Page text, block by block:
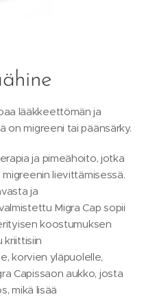
lääkkeettömän ja
on migreeni tai päänsärky.
ja pimeähoito, jotka
lievittämisessä.
ja
Migra Cap sopii
koostumuksen
korvien yläpuolelle,
Capissaon aukko, josta
mikä lisää